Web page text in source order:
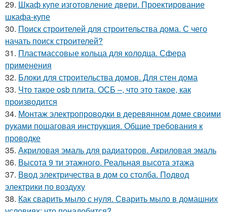
29. Шкаф купе изготовление двери. Проектирование
шкафа-купе
30. Поиск строителей для строительства дома. С чего
начать поиск строителей?
31. Пластмассовые кольца для колодца. Сфера
применения
32. Блоки для строительства домов. Для стен дома
33. Что такое osb плита. ОСБ –, что это такое, как
производится
34. Монтаж электропроводки в деревянном доме своими
руками пошаговая инструкция. Общие требования к
проводке
35. Акриловая эмаль для радиаторов. Акриловая эмаль
36. Высота 9 ти этажного. Реальная высота этажа
37. Ввод электричества в дом со столба. Подвод
электрики по воздуху
38. Как сварить мыло с нуля. Сварить мыло в домашних